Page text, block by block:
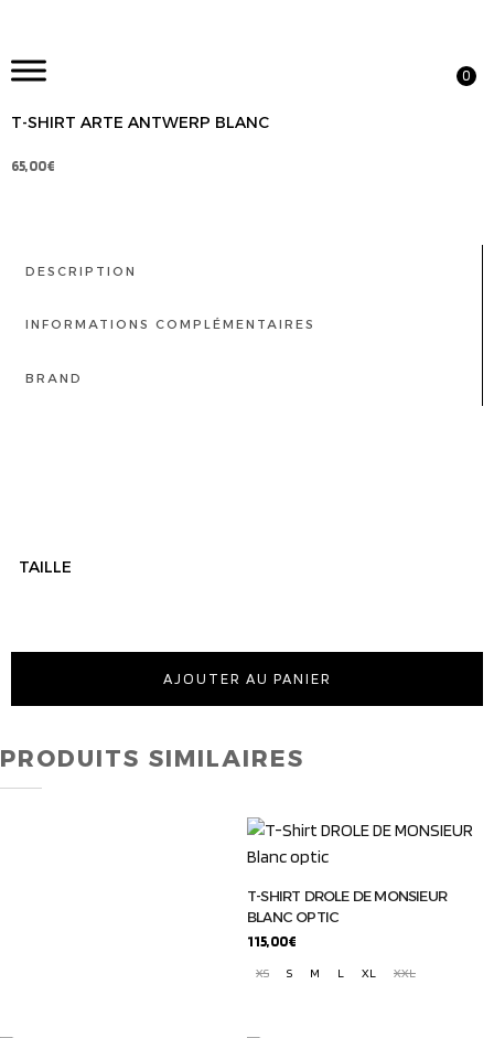
0
T-SHIRT ARTE ANTWERP BLANC
65,00€
DESCRIPTION
INFORMATIONS COMPLÉMENTAIRES
BRAND
TAILLE
AJOUTER AU PANIER
PRODUITS SIMILAIRES
T-SHIRT DROLE DE MONSIEUR
BLANC OPTIC
115,00€
XS
S M L XL XXL